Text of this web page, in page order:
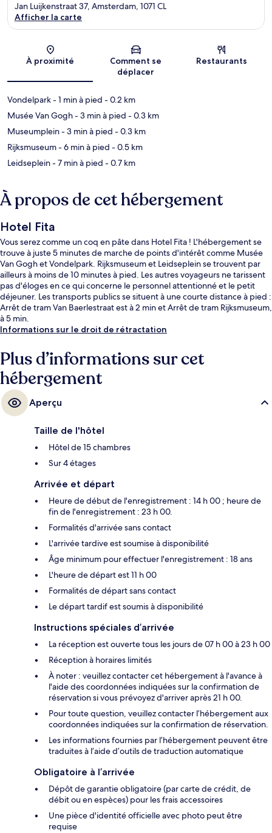
Carte
Jan Luijkenstraat 37, Amsterdam, 1071 CL
Afficher la carte
À proximité
Comment se
déplacer
Restaurants
Vondelpark- 1 min à pied - 0.2 km
Musée Van Gogh- 3 min à pied - 0.3 km
Museumplein- 3 min à pied - 0.3 km
Rijksmuseum- 6 min à pied - 0.5 km
Leidseplein- 7 min à pied - 0.7 km
À propos de cet hébergement
Hotel Fita
Vous serez comme un coq en pâte dans Hotel Fita ! L'hébergement se
trouve à juste 5 minutes de marche de points d'intérêt comme Musée
Van Gogh et Vondelpark. Rijksmuseum et Leidseplein se trouvent par
ailleurs à moins de 10 minutes à pied. Les autres voyageurs ne tarissent
pas d'éloges en ce qui concerne le personnel attentionné et le petit
déjeuner. Les transports publics se situent à une courte distance à pied :
Arrêt de tram Van Baerlestraat est à 2 min et Arrêt de tram Rijksmuseum,
à 5 min.
Informations sur le droit de rétractation
Plus d’informations sur cet
hébergement
Aperçu
Taille de l'hôtel
Hôtel de 15 chambres
Sur 4 étages
Arrivée et départ
Heure de début de l'enregistrement : 14 h 00 ; heure de
fin de l'enregistrement : 23 h 00.
Formalités d'arrivée sans contact
L'arrivée tardive est soumise à disponibilité
Âge minimum pour effectuer l'enregistrement : 18 ans
L'heure de départ est 11 h 00
Formalités de départ sans contact
Le départ tardif est soumis à disponibilité
Instructions spéciales d’arrivée
La réception est ouverte tous les jours de 07 h 00 à 23 h 00
Réception à horaires limités
À noter : veuillez contacter cet hébergement à l'avance à
l'aide des coordonnées indiquées sur la confirmation de
réservation si vous prévoyez d'arriver après 21 h 00.
Pour toute question, veuillez contacter l’hébergement aux
coordonnées indiquées sur la confirmation de réservation.
Les informations fournies par l’hébergement peuvent être
traduites à l’aide d’outils de traduction automatique
Obligatoire à l’arrivée
Dépôt de garantie obligatoire (par carte de crédit, de
débit ou en espèces) pour les frais accessoires
Une pièce d'identité officielle avec photo peut être
requise